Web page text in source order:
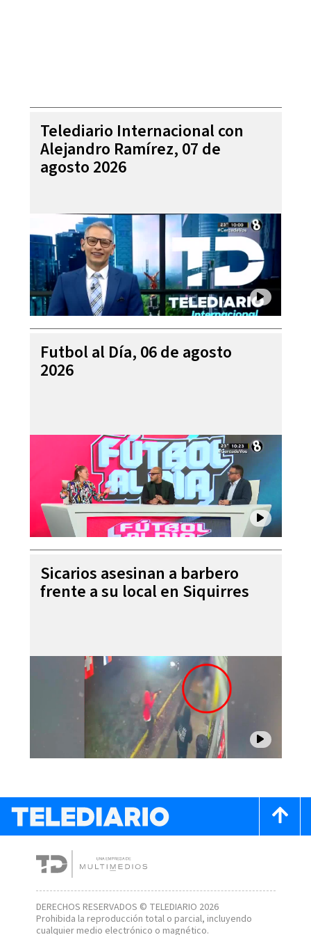
Telediario Internacional con
Alejandro Ramírez, 07 de
agosto 2026
Futbol al Día, 06 de agosto
2026
Sicarios asesinan a barbero
frente a su local en Siquirres
DERECHOS RESERVADOS © TELEDIARIO 2026
Prohibida la reproducción total o parcial, incluyendo
cualquier medio electrónico o magnético.